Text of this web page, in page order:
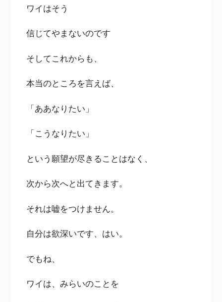
ワイはそう
信じてやまないのです
そしてこれからも、
本当のところを言えば、
「ああなりたい」
「こうなりたい」
という願望が尽きることはなく、
次から次へと出てきます。
それは嘘をつけません。
自分は欲深いです、はい。
でもね、
ワイは、みらいのことを